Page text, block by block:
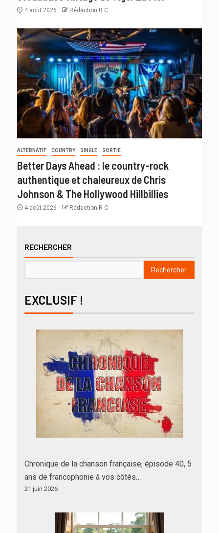
4 août 2026 Rédaction R C
ALTERNATIF COUNTRY SINGLE SORTIE
Better Days Ahead : le country-rock
authentique et chaleureux de Chris
Johnson & The Hollywood Hillbillies
4 août 2026 Rédaction R C
RECHERCHER
Rechercher
EXCLUSIF !
Chronique de la chanson française, épisode 40, 5
ans de francophonie à vos côtés…
21 juin 2026